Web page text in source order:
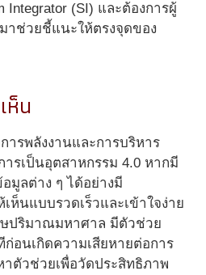
Integrator (SI) และต้องการผู้
าช่วยชี้แนะให้ตรงจุดของ
ห็น
ารพลังงานและการบริหาร
ารเป็นอุตสาหกรรม 4.0 หากมี
มูลต่าง ๆ ได้อย่างมี
ห็นแบบรวดเร็วและเข้าใจง่าย
ปริมาณมหาศาล มีตัวช่วย
อนเกิดความเสียหายต่อการ
าตัวช่วยเพื่อวัดประสิทธิภาพ